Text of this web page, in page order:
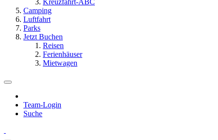
Kreuzfahrt-ABC
Camping
Luftfahrt
Parks
Jetzt Buchen
Reisen
Ferienhäuser
Mietwagen
Team-Login
Suche